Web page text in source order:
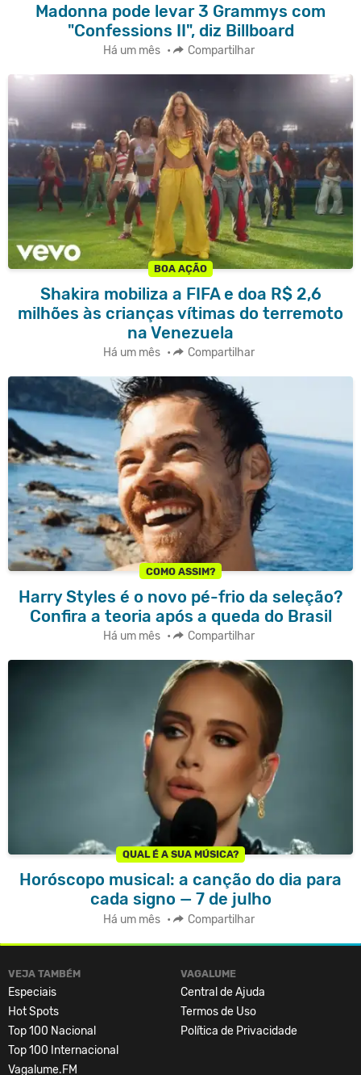
Madonna pode levar 3 Grammys com
"Confessions II", diz Billboard
Há um mês • Compartilhar
BOA AÇÃO
Shakira mobiliza a FIFA e doa R$ 2,6
milhões às crianças vítimas do terremoto
na Venezuela
Há um mês • Compartilhar
COMO ASSIM?
Harry Styles é o novo pé-frio da seleção?
Confira a teoria após a queda do Brasil
Há um mês • Compartilhar
QUAL É A SUA MÚSICA?
Horóscopo musical: a canção do dia para
cada signo — 7 de julho
Há um mês • Compartilhar
VEJA TAMBÉM
Especiais
Hot Spots
Top 100 Nacional
Top 100 Internacional
Vagalume.FM
VAGALUME
Central de Ajuda
Termos de Uso
Política de Privacidade